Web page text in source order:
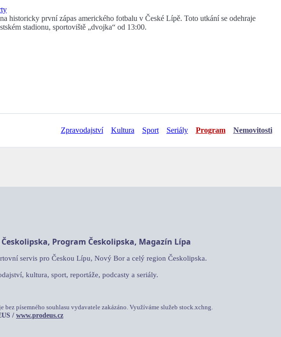
historicky první zápas amerického fotbalu v České Lípě. Toto utkání se odehraje
stadionu, sportoviště „dvojka“ od 13:00.
Zpravodajství Kultura Sport Seriály Program Nemovitosti
Program Českolipska, Magazín Lípa
servis pro Českou Lípu, Nový Bor a celý region Českolipska.
kultura, sport, reportáže, podcasty a seriály.
písemného souhlasu vydavatele zakázáno. Využíváme služeb stock.xchng.
/ www.prodeus.cz